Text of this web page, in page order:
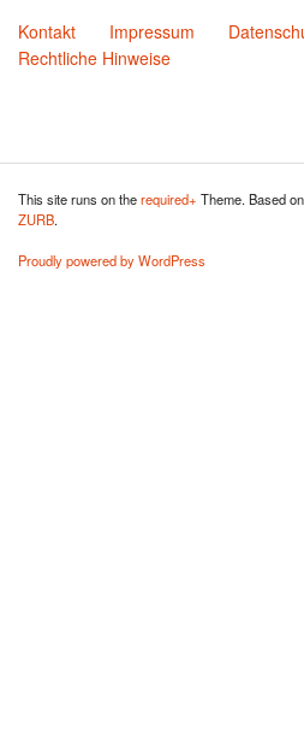
Kontakt Impressum
Rechtliche Hinweise
This site runs on therequired+ Theme. Based
ZURB.
Proudly powered by WordPress